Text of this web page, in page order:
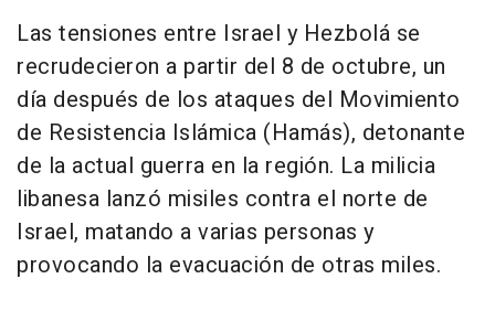
Las tensiones entre Israel y Hezbolá se
recrudecieron a partir del 8 de octubre, un
día después de los ataques del Movimiento
de Resistencia Islámica (Hamás), detonante
de la actual guerra en la región. La milicia
libanesa lanzó misiles contra el norte de
Israel, matando a varias personas y
provocando la evacuación de otras miles.